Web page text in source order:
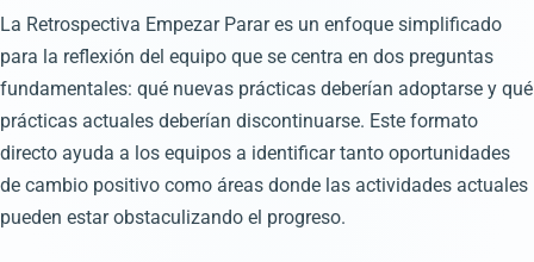
La Retrospectiva Empezar Parar es un enfoque simplificado
para la reflexión del equipo que se centra en dos preguntas
fundamentales: qué nuevas prácticas deberían adoptarse y qué
prácticas actuales deberían discontinuarse. Este formato
directo ayuda a los equipos a identificar tanto oportunidades
de cambio positivo como áreas donde las actividades actuales
pueden estar obstaculizando el progreso.